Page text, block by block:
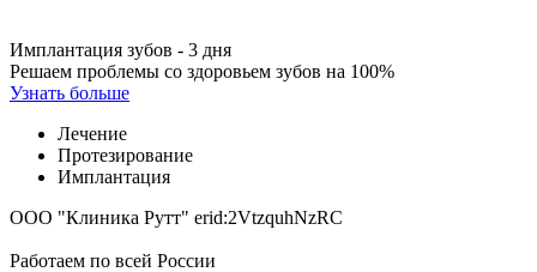
Имплантация зубов - 3 дня
Решаем проблемы со здоровьем зубов на 100%
Узнать больше
Лечение
Протезирование
Имплантация
ООО "Клиника Рутт" erid:2VtzquhNzRC
Работаем по всей России